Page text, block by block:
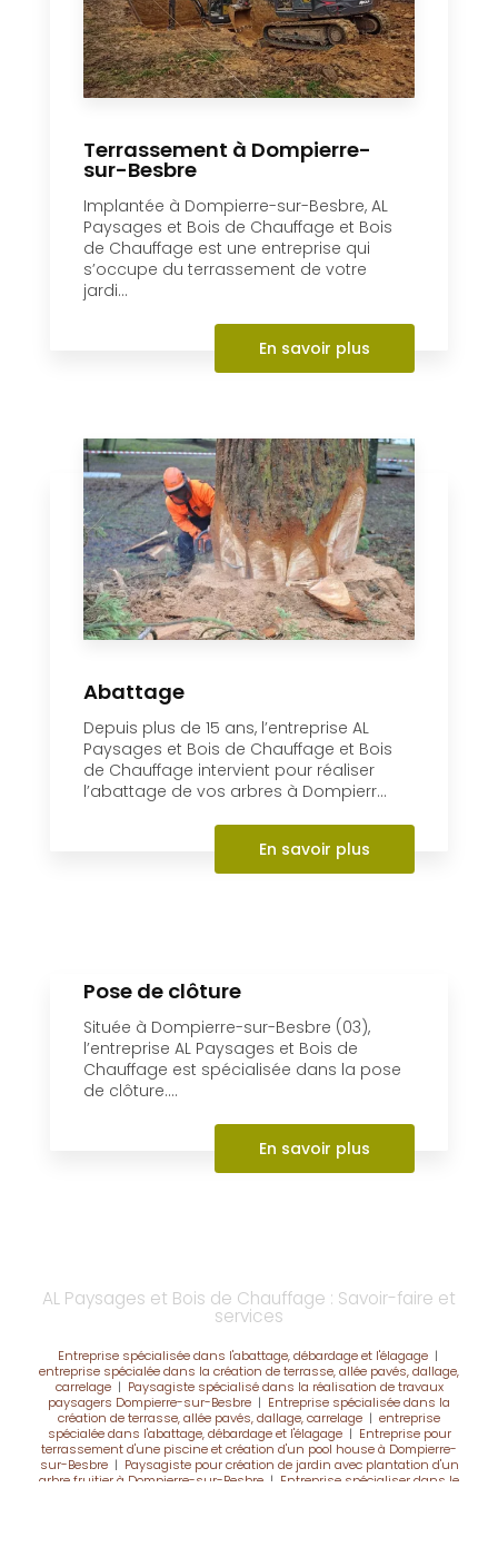
Terrassement à Dompierre-
sur-Besbre
Implantée à Dompierre-sur-Besbre, AL
Paysages et Bois de Chauffage et Bois
de Chauffage est une entreprise qui
s’occupe du terrassement de votre
jardi...
En savoir plus
Abattage
Depuis plus de 15 ans, l’entreprise AL
Paysages et Bois de Chauffage et Bois
de Chauffage intervient pour réaliser
l’abattage de vos arbres à Dompierr...
En savoir plus
Pose de clôture
Située à Dompierre-sur-Besbre (03),
l’entreprise AL Paysages et Bois de
Chauffage est spécialisée dans la pose
de clôture....
En savoir plus
AL Paysages et Bois de Chauffage : Savoir-faire et
services
Entreprise spécialisée dans l'abattage, débardage et l'élagage|
entreprise spécialée dans la création de terrasse, allée pavés, dallage,
carrelage| Paysagiste spécialisé dans la réalisation de travaux
paysagers Dompierre-sur-Besbre | Entreprise spécialisée dans la
création de terrasse, allée pavés, dallage, carrelage | entreprise
spécialée dans l'abattage, débardage et l'élagage| Entreprise pour
terrassement d'une piscine et création d'un pool house à Dompierre-
sur-Besbre| Paysagiste pour création de jardin avec plantation d'un
arbre fruitier à Dompierre-sur-Besbre | Entreprise spécialiser dans le